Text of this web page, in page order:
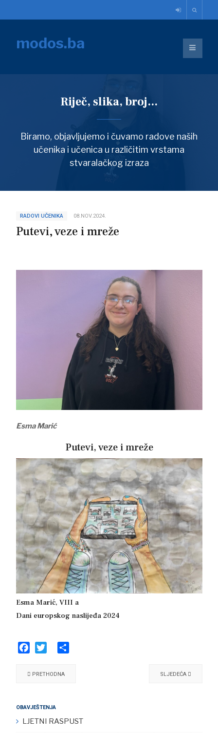
modos.ba
Riječ, slika, broj...
Biramo, objavljujemo i čuvamo radove naših
učenika i učenica u različitim vrstama
stvaralačkog izraza
RADOVI UČENIKA 08.NOV.2024.
Putevi, veze i mreže
Esma Marić
Putevi, veze i mreže
Esma Marić, VIII a
Dani europskog naslijeđa 2024
PRETHODNA SLJEDEĆA
OBAVJEŠTENJA
LJETNI RASPUST